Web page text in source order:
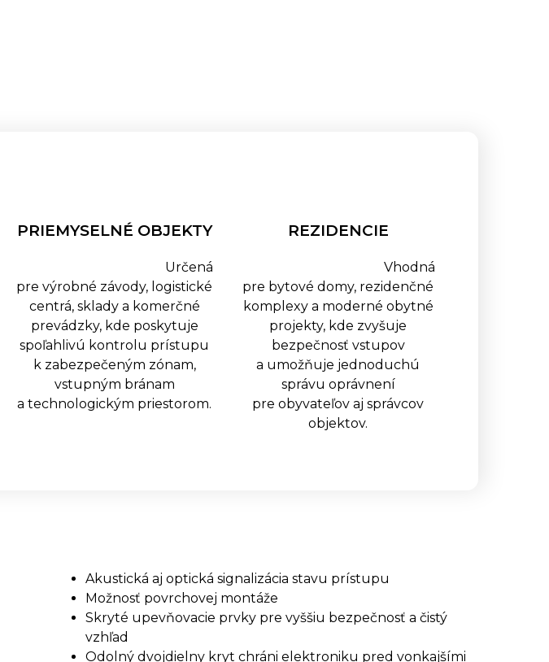
PRIEMYSELNÉ OBJEKTY
Určená
pre výrobné závody, logistické
centrá, sklady a komerčné
prevádzky, kde poskytuje
spoľahlivú kontrolu prístupu
k zabezpečeným zónam,
vstupným bránam
a technologickým priestorom.
REZIDENCIE
Vhodná
pre bytové domy, rezidenčné
komplexy a moderné obytné
projekty, kde zvyšuje
bezpečnosť vstupov
a umožňuje jednoduchú
správu oprávnení
pre obyvateľov aj správcov
objektov.
Akustická aj optická signalizácia stavu prístupu
Možnosť povrchovej montáže
Skryté upevňovacie prvky pre vyššiu bezpečnosť a čistý
vzhľad
Odolný dvojdielny kryt chráni elektroniku pred vonkajšími